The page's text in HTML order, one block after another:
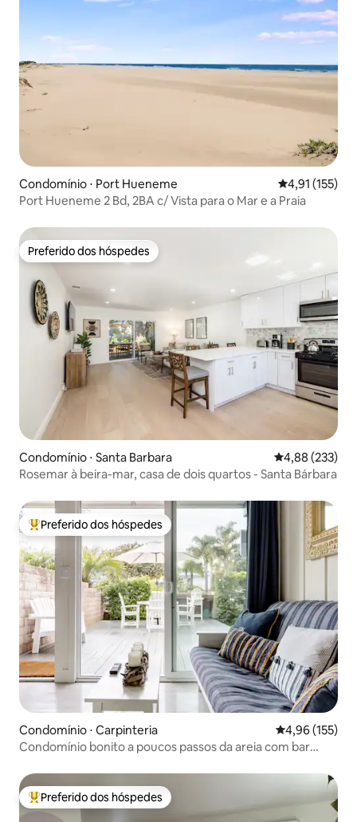
Condomínio ⋅ Port Hueneme 4,91 de uma
4,91 (155)
Port Hueneme 2 Bd, 2BA c/ Vista para o Mar e a Praia
Preferido dos hóspedes
Preferido dos hóspedes
Condomínio ⋅ Santa Barbara 4,88 de uma
4,88 (233)
Rosemar à beira-mar, casa de dois quartos - Santa Bárbara
Entre os melhores preferidos dos hóspedes
Preferido dos hóspedes
Condomínio ⋅ Carpinteria 4,96 de uma
4,96 (155)
Condomínio bonito a poucos passos da areia com bar
Entre os melhores preferidos dos hóspedes
Preferido dos hóspedes